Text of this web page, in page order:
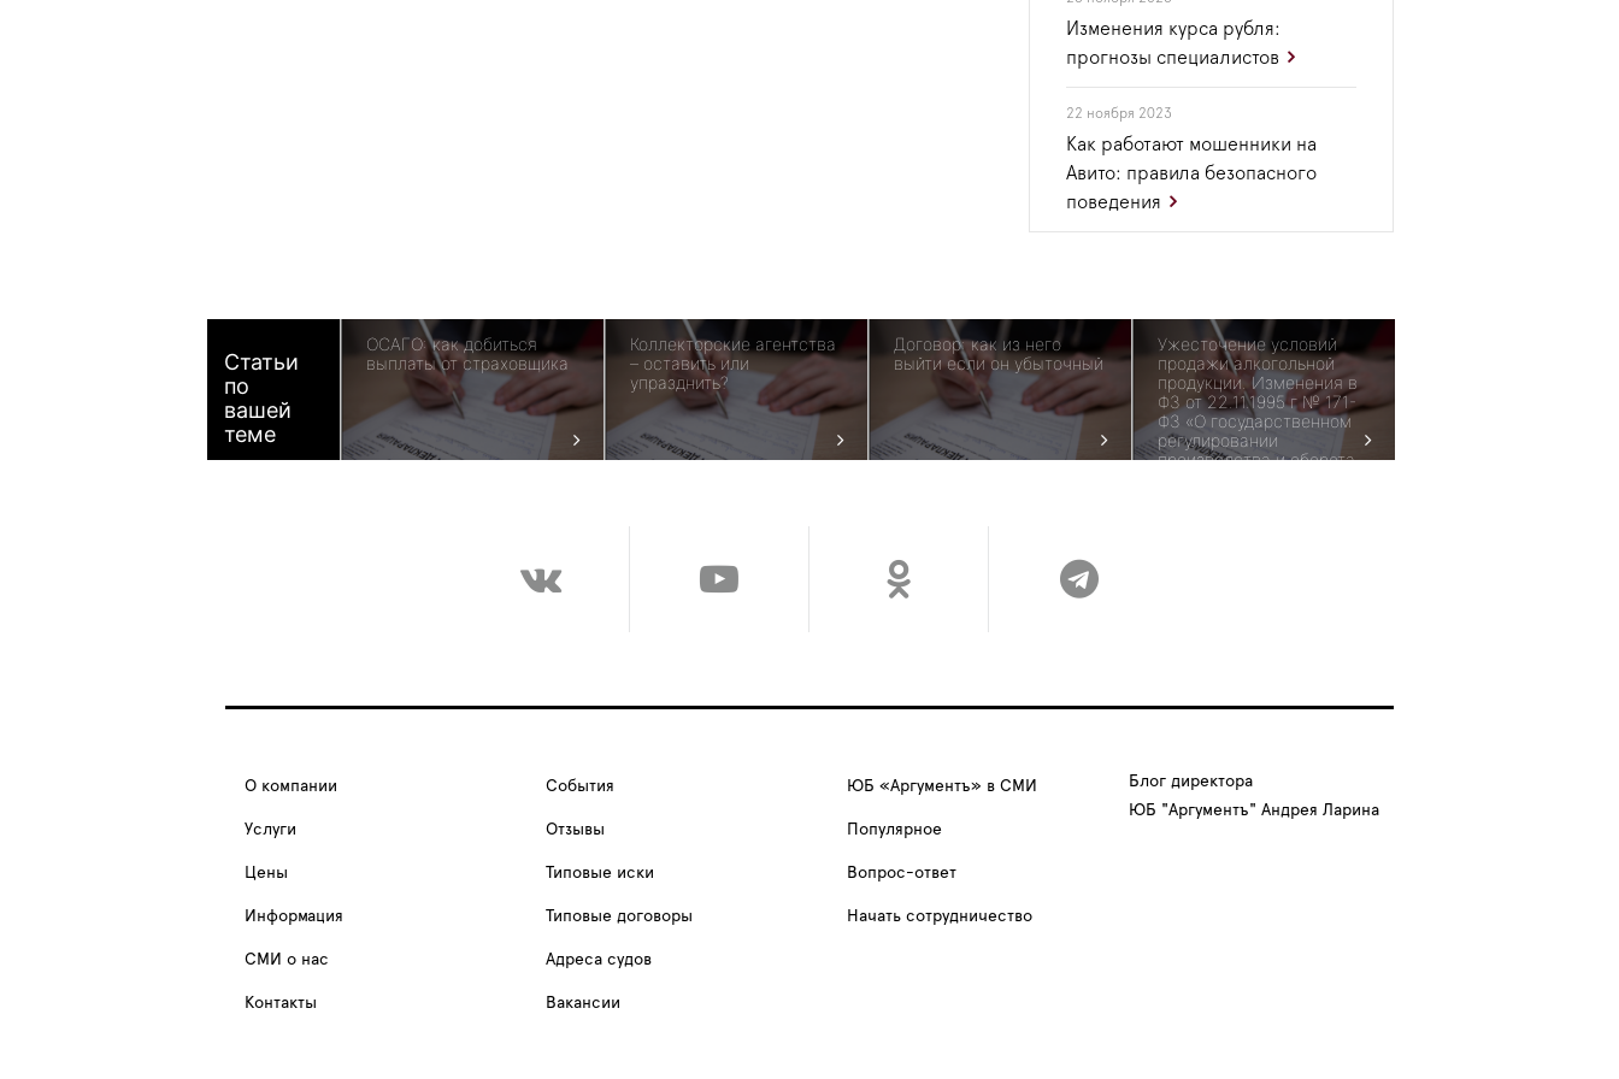
Изменения курса рубля:
прогнозы специалистов
22 ноября 2023
Как работают мошенники на
Авито: правила безопасного
поведения
Статьи
по
вашей
теме
ОСАГО: как добиться
выплаты от страховщика
Коллекторские агентства
– оставить или
упразднить?
Договор: как из него
выйти если он убыточный
Ужесточение условий
продажи алкогольной
продукции. Изменения в
ФЗ от 22.11.1995 г № 171-
ФЗ «О государственном
регулировании
производства и оборота
О компании
Услуги
Цены
Информация
СМИ о нас
Контакты
События
Отзывы
Типовые иски
Типовые договоры
Адреса судов
Вакансии
ЮБ «Аргументъ» в СМИ
Популярное
Вопрос-ответ
Начать сотрудничество
Блог директора
ЮБ "Аргументъ" Андрея Ларина